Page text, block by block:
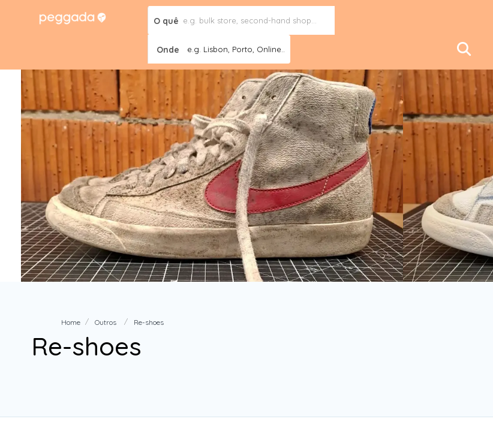
O quê
Onde e.g. Lisbon, Porto, Online..
Home Outros Re-shoes
Re-shoes